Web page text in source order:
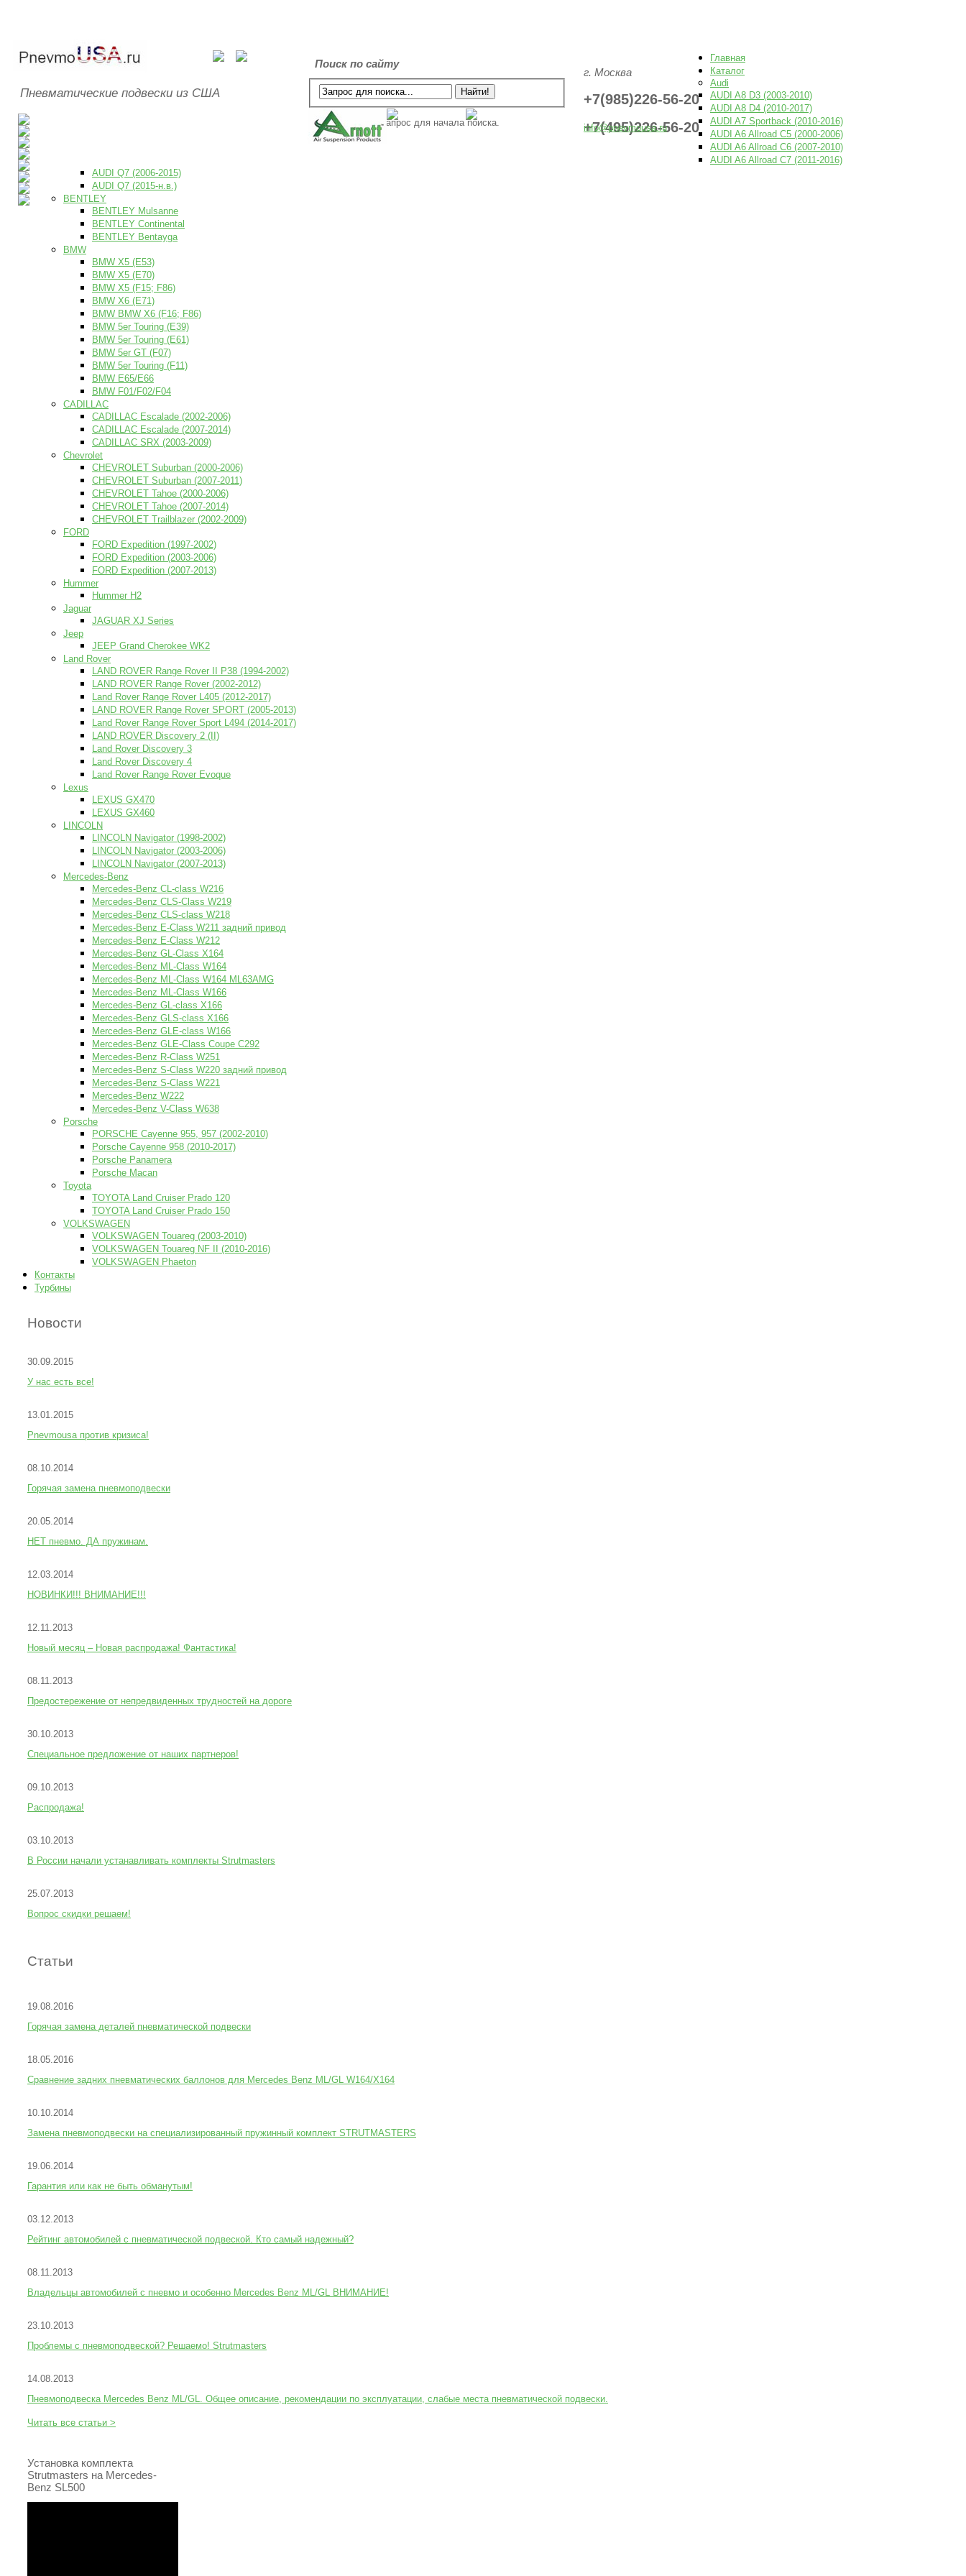
Пневматические подвески из США
Поиск по сайту
Введите ваш запрос для начала поиска.
г. Москва
+7(985)226-56-20
+7(495)226-56-20
info@pnevmousa.ru
Главная
Каталог
Audi
AUDI A8 D3 (2003-2010)
AUDI A8 D4 (2010-2017)
AUDI A7 Sportback (2010-2016)
AUDI A6 Allroad C5 (2000-2006)
AUDI A6 Allroad C6 (2007-2010)
AUDI A6 Allroad C7 (2011-2016)
AUDI Q7 (2006-2015)
AUDI Q7 (2015-н.в.)
BENTLEY
BENTLEY Mulsanne
BENTLEY Continental
BENTLEY Bentayga
BMW
BMW X5 (E53)
BMW X5 (E70)
BMW X5 (F15; F86)
BMW X6 (E71)
BMW BMW X6 (F16; F86)
BMW 5er Touring (E39)
BMW 5er Touring (E61)
BMW 5er GT (F07)
BMW 5er Touring (F11)
BMW E65/E66
BMW F01/F02/F04
CADILLAC
CADILLAC Escalade (2002-2006)
CADILLAC Escalade (2007-2014)
CADILLAC SRX (2003-2009)
Chevrolet
CHEVROLET Suburban (2000-2006)
CHEVROLET Suburban (2007-2011)
CHEVROLET Tahoe (2000-2006)
CHEVROLET Tahoe (2007-2014)
CHEVROLET Trailblazer (2002-2009)
FORD
FORD Expedition (1997-2002)
FORD Expedition (2003-2006)
FORD Expedition (2007-2013)
Hummer
Hummer H2
Jaguar
JAGUAR XJ Series
Jeep
JEEP Grand Cherokee WK2
Land Rover
LAND ROVER Range Rover II P38 (1994-2002)
LAND ROVER Range Rover (2002-2012)
Land Rover Range Rover L405 (2012-2017)
LAND ROVER Range Rover SPORT (2005-2013)
Land Rover Range Rover Sport L494 (2014-2017)
LAND ROVER Discovery 2 (II)
Land Rover Discovery 3
Land Rover Discovery 4
Land Rover Range Rover Evoque
Lexus
LEXUS GX470
LEXUS GX460
LINCOLN
LINCOLN Navigator (1998-2002)
LINCOLN Navigator (2003-2006)
LINCOLN Navigator (2007-2013)
Mercedes-Benz
Mercedes-Benz CL-class W216
Mercedes-Benz CLS-Class W219
Mercedes-Benz CLS-class W218
Mercedes-Benz E-Class W211 задний привод
Mercedes-Benz E-Class W212
Mercedes-Benz GL-Class X164
Mercedes-Benz ML-Class W164
Mercedes-Benz ML-Class W164 ML63AMG
Mercedes-Benz ML-Class W166
Mercedes-Benz GL-class X166
Mercedes-Benz GLS-class X166
Mercedes-Benz GLE-class W166
Mercedes-Benz GLE-Class Coupe С292
Mercedes-Benz R-Class W251
Mercedes-Benz S-Class W220 задний привод
Mercedes-Benz S-Class W221
Mercedes-Benz W222
Mercedes-Benz V-Class W638
Porsche
PORSCHE Cayenne 955, 957 (2002-2010)
Porsche Cayenne 958 (2010-2017)
Porsche Panamera
Porsche Macan
Toyota
TOYOTA Land Cruiser Prado 120
TOYOTA Land Cruiser Prado 150
VOLKSWAGEN
VOLKSWAGEN Touareg (2003-2010)
VOLKSWAGEN Touareg NF II (2010-2016)
VOLKSWAGEN Phaeton
Контакты
Турбины
Новости
30.09.2015
У нас есть все!
13.01.2015
Pnevmousa против кризиса!
08.10.2014
Горячая замена пневмоподвески
20.05.2014
НЕТ пневмо. ДА пружинам.
12.03.2014
НОВИНКИ!!! ВНИМАНИЕ!!!
12.11.2013
Новый месяц – Новая распродажа! Фантастика!
08.11.2013
Предостережение от непредвиденных трудностей на дороге
30.10.2013
Специальное предложение от наших партнеров!
09.10.2013
Распродажа!
03.10.2013
В России начали устанавливать комплекты Strutmasters
25.07.2013
Вопрос скидки решаем!
Статьи
19.08.2016
Горячая замена деталей пневматической подвески
18.05.2016
Сравнение задних пневматических баллонов для Mercedes Benz ML/GL W164/X164
10.10.2014
Замена пневмоподвески на специализированный пружинный комплект STRUTMASTERS
19.06.2014
Гарантия или как не быть обманутым!
03.12.2013
Рейтинг автомобилей с пневматической подвеской. Кто самый надежный?
08.11.2013
Владельцы автомобилей с пневмо и особенно Mercedes Benz ML/GL ВНИМАНИЕ!
23.10.2013
Проблемы с пневмоподвеской? Решаемо! Strutmasters
14.08.2013
Пневмоподвеска Mercedes Benz ML/GL. Общее описание, рекомендации по эксплуатации, слабые места пневматической подвески.
Читать все статьи >
Установка комплекта
Strutmasters на Mercedes-
Benz SL500